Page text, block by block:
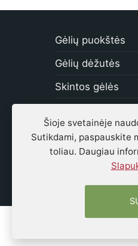
Gėlių puokštės
Gėlių dėžutės
Skintos gėlės
Atvirukai
Helio balionai
Gėlių pristatymas
Šioje svetainėje
Sutikdami, paspauskite
toliau. Daugiau